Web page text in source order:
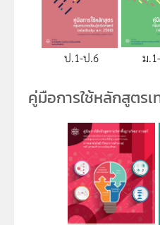
ป.1-ป.6 ม
คู่มือการใช้หลักสูตรเ